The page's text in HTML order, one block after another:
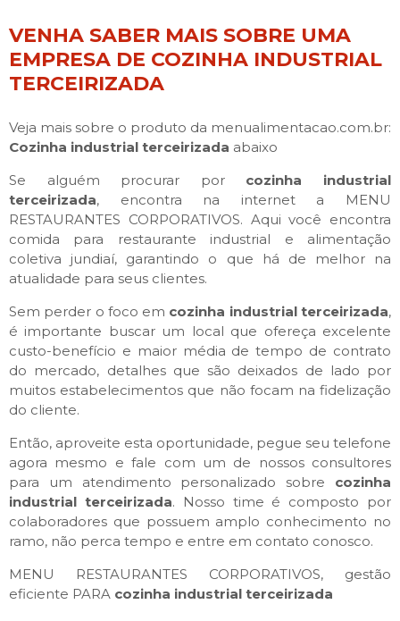
VENHA SABER MAIS SOBRE UMA
EMPRESA DE COZINHA INDUSTRIAL
TERCEIRIZADA
Veja mais sobre o produto da menualimentacao.com.br:
Cozinha industrial terceirizada abaixo
Se alguém procurar por cozinha industrial
terceirizada, encontra na internet a MENU
RESTAURANTES CORPORATIVOS. Aqui você encontra
comida para restaurante industrial e alimentação
coletiva jundiaí, garantindo o que há de melhor na
atualidade para seus clientes.
Sem perder o foco em cozinha industrial terceirizada,
é importante buscar um local que ofereça excelente
custo-benefício e maior média de tempo de contrato
do mercado, detalhes que são deixados de lado por
muitos estabelecimentos que não focam na fidelização
do cliente.
Então, aproveite esta oportunidade, pegue seu telefone
agora mesmo e fale com um de nossos consultores
para um atendimento personalizado sobre cozinha
industrial terceirizada. Nosso time é composto por
colaboradores que possuem amplo conhecimento no
ramo, não perca tempo e entre em contato conosco.
MENU RESTAURANTES CORPORATIVOS, gestão
eficiente PARA cozinha industrial terceirizada